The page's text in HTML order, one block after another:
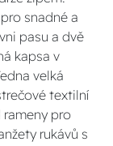
snadné a
pasu a dvě
kapsa v
velká
textilní
pro
rukávů s